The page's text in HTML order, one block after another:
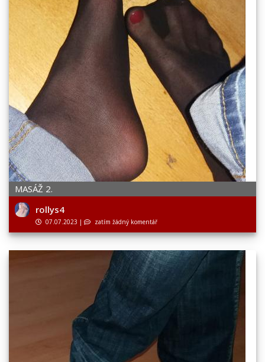
MASÁŽ 2.
rollys4
07.07.2023 | zatím žádný komentář